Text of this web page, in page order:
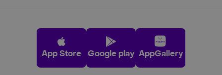
App Store Google play AppGallery